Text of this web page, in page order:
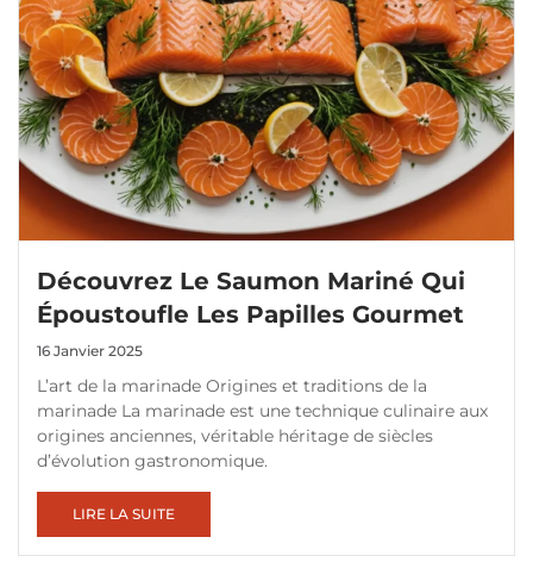
Découvrez Le Saumon Mariné Qui
Époustoufle Les Papilles Gourmet
16 Janvier 2025
L’art de la marinade Origines et traditions de la
marinade La marinade est une technique culinaire aux
origines anciennes, véritable héritage de siècles
d’évolution gastronomique.
LIRE LA SUITE